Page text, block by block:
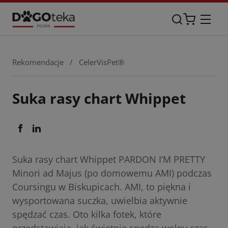
Rekomendacje / CelerVisPet®
Suka rasy chart Whippet
Suka rasy chart Whippet PARDON I’M PRETTY
Minori ad Majus (po domowemu AMI) podczas
Coursingu w Biskupicach. AMI, to piękna i
wysportowana suczka, uwielbia aktywnie
spędzać czas. Oto kilka fotek, które